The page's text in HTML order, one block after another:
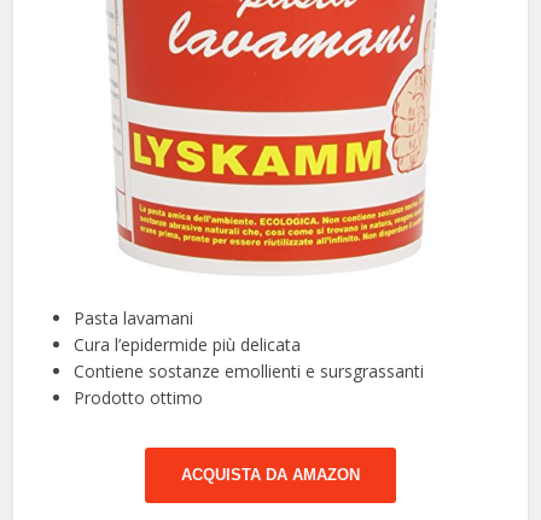
Pasta lavamani
Cura l’epidermide più delicata
Contiene sostanze emollienti e sursgrassanti
Prodotto ottimo
ACQUISTA DA AMAZON